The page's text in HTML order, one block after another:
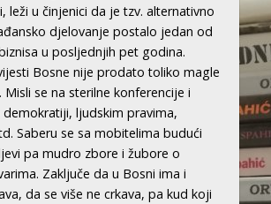
leži u činjenici da je tzv. alternativno
djelovanje postalo jedan od
u posljednjih pet godina.
Bosne nije prodato toliko magle
Misli se na sterilne konferencije i
ljudskim pravima,
Saberu se sa mobitelima budući
pa mudro zbore i žubore o
Zaključe da u Bosni ima i
da se više ne crkava, pa kud koji